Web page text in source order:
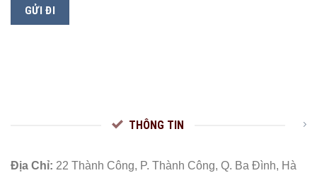
THÔNG TIN
Địa Chỉ: 22 Thành Công, P. Thành Công, Q. Ba Đình, Hà